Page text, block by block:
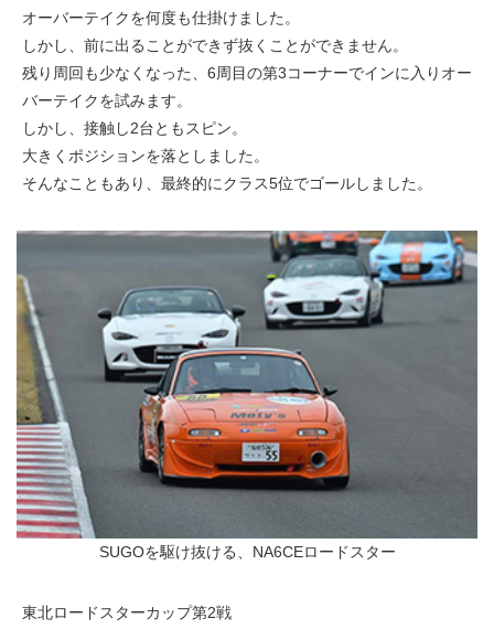
オーバーテイクを何度も仕掛けました。
しかし、前に出ることができず抜くことができません。
残り周回も少なくなった、6周目の第3コーナーでインに入りオー
バーテイクを試みます。
しかし、接触し2台ともスピン。
大きくポジションを落としました。
そんなこともあり、最終的にクラス5位でゴールしました。
SUGOを駆け抜ける、NA6CEロードスター
東北ロードスターカップ第2戦